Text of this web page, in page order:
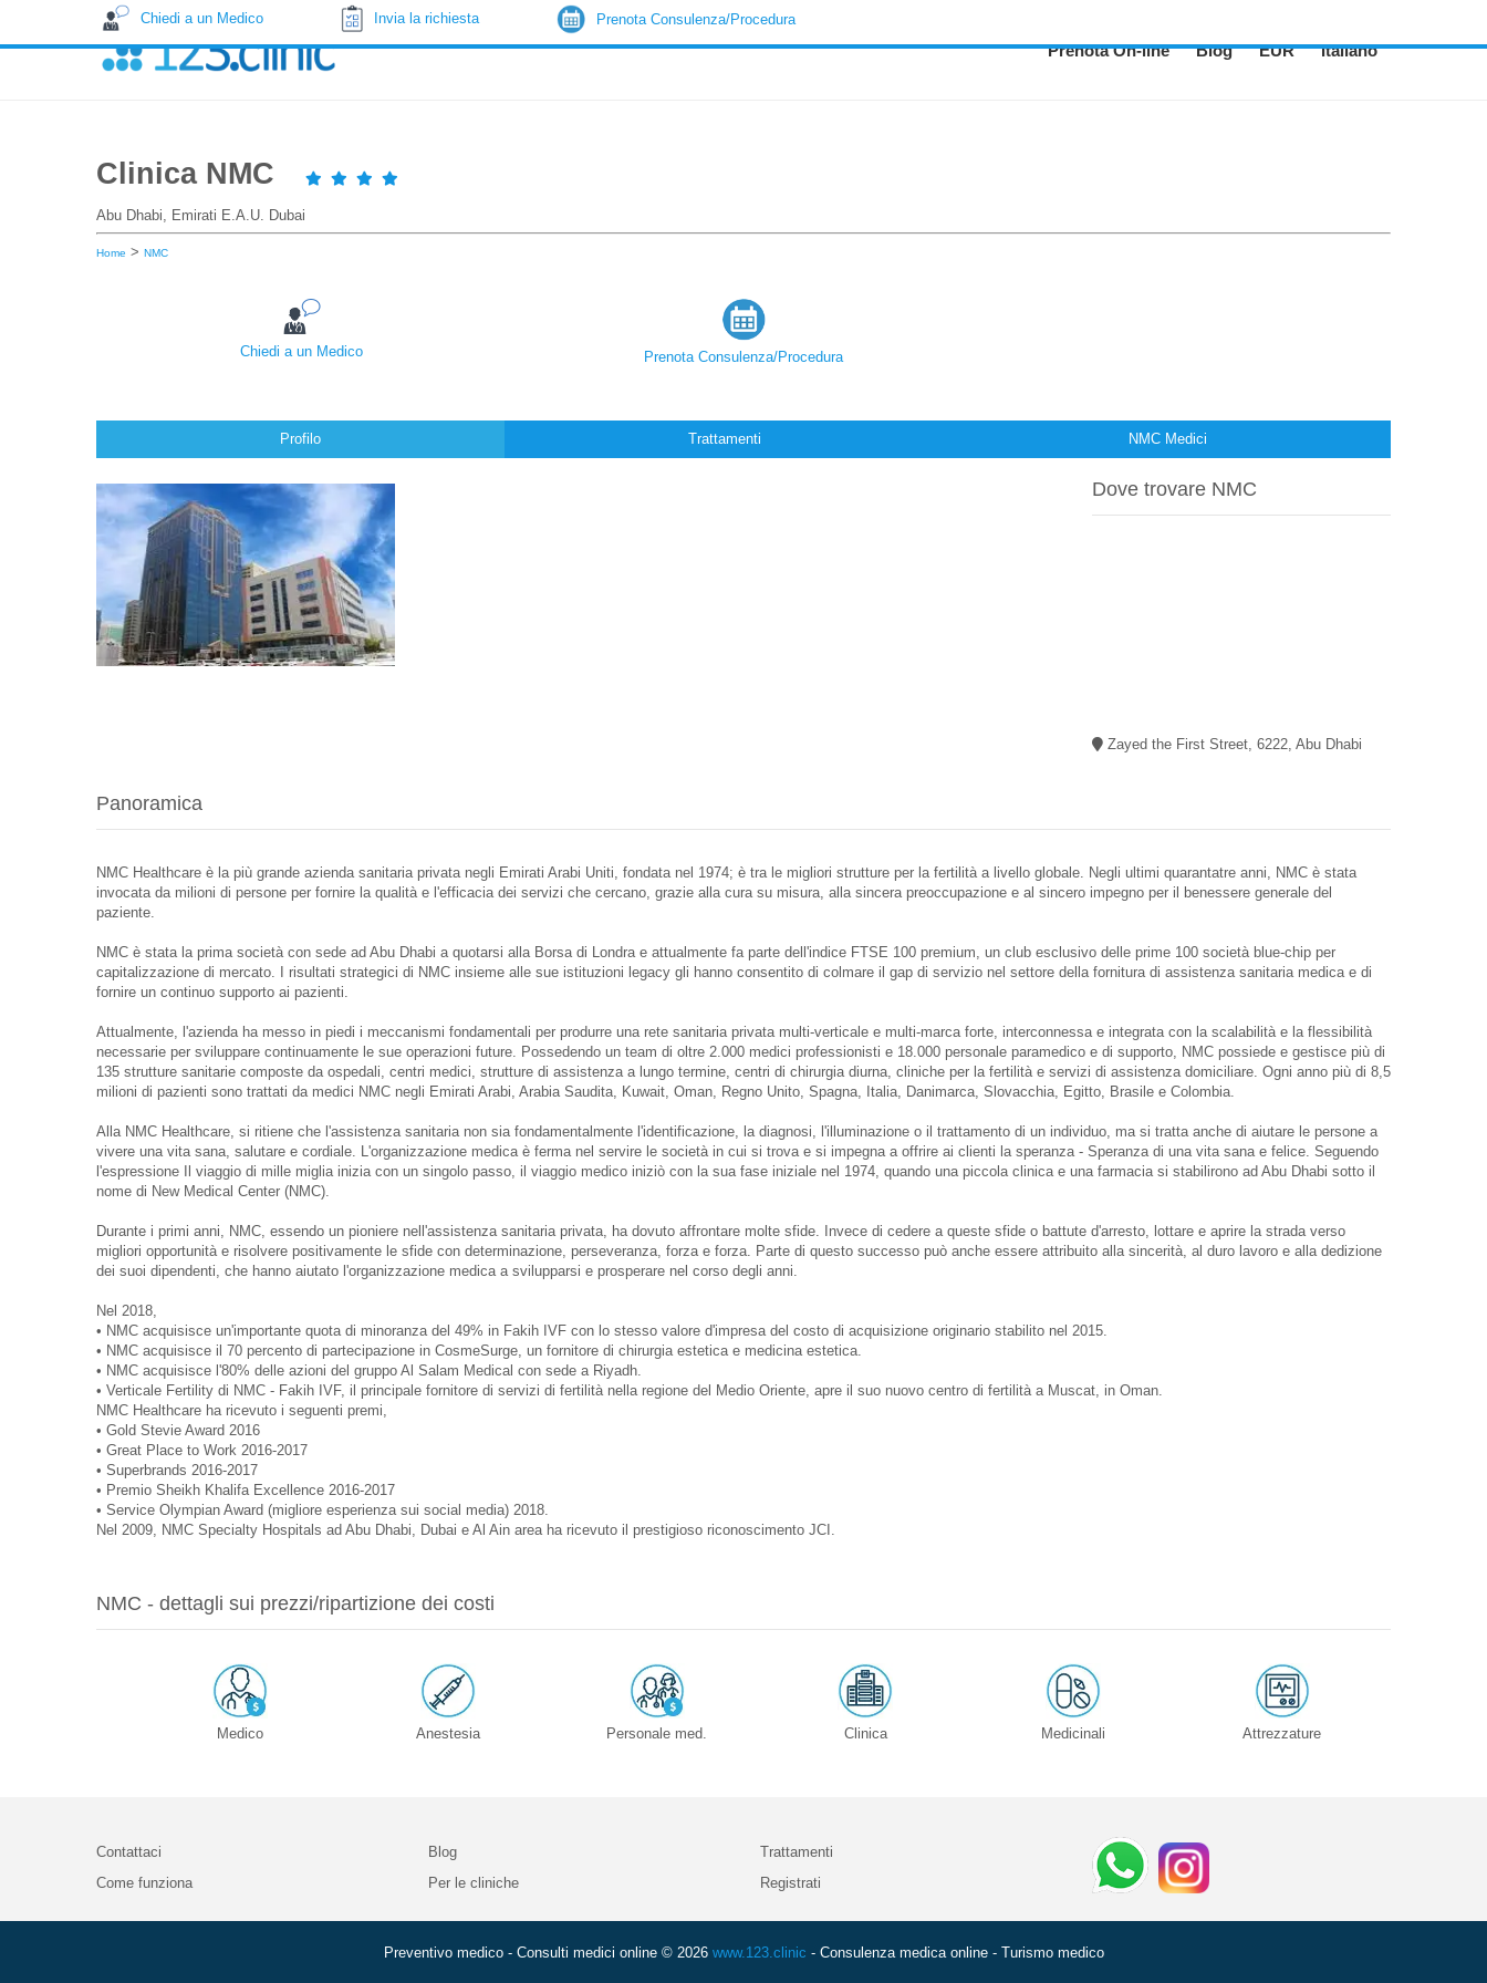
Prenota On-line Blog EUR Italiano
Clinica NMC
Abu Dhabi, Emirati E.A.U. Dubai
Home > NMC
Chiedi a un Medico Prenota Consulenza/Procedura
Profilo
Dove trovare NMC
Zayed the First Street, 6222, Abu Dhabi
Panoramica
NMC Healthcare è la più grande azienda sanitaria privata negli Emirati Arabi Uniti, fondata nel 1974; è tra le migliori strutture per la fertilità a livello globale. Negli ultimi quarantatre anni, NMC è stata
invocata da milioni di persone per fornire la qualità e l'efficacia dei servizi che cercano, grazie alla cura su misura, alla sincera preoccupazione e al sincero impegno per il benessere generale del
paziente.
NMC è stata la prima società con sede ad Abu Dhabi a quotarsi alla Borsa di Londra e attualmente fa parte dell'indice FTSE 100 premium, un club esclusivo delle prime 100 società blue-chip per
capitalizzazione di mercato. I risultati strategici di NMC insieme alle sue istituzioni legacy gli hanno consentito di colmare il gap di servizio nel settore della fornitura di assistenza sanitaria medica e di
fornire un continuo supporto ai pazienti.
Attualmente, l'azienda ha messo in piedi i meccanismi fondamentali per produrre una rete sanitaria privata multi-verticale e multi-marca forte, interconnessa e integrata con la scalabilità e la flessibilità
necessarie per sviluppare continuamente le sue operazioni future. Possedendo un team di oltre 2.000 medici professionisti e 18.000 personale paramedico e di supporto, NMC possiede e gestisce più di
135 strutture sanitarie composte da ospedali, centri medici, strutture di assistenza a lungo termine, centri di chirurgia diurna, cliniche per la fertilità e servizi di assistenza domiciliare. Ogni anno più di 8,5
milioni di pazienti sono trattati da medici NMC negli Emirati Arabi, Arabia Saudita, Kuwait, Oman, Regno Unito, Spagna, Italia, Danimarca, Slovacchia, Egitto, Brasile e Colombia.
Alla NMC Healthcare, si ritiene che l'assistenza sanitaria non sia fondamentalmente l'identificazione, la diagnosi, l'illuminazione o il trattamento di un individuo, ma si tratta anche di aiutare le persone a
vivere una vita sana, salutare e cordiale. L'organizzazione medica è ferma nel servire le società in cui si trova e si impegna a offrire ai clienti la speranza - Speranza di una vita sana e felice. Seguendo
l'espressione Il viaggio di mille miglia inizia con un singolo passo, il viaggio medico iniziò con la sua fase iniziale nel 1974, quando una piccola clinica e una farmacia si stabilirono ad Abu Dhabi sotto il
nome di New Medical Center (NMC).
Durante i primi anni, NMC, essendo un pioniere nell'assistenza sanitaria privata, ha dovuto affrontare molte sfide. Invece di cedere a queste sfide o battute d'arresto, lottare e aprire la strada verso
migliori opportunità e risolvere positivamente le sfide con determinazione, perseveranza, forza e forza. Parte di questo successo può anche essere attribuito alla sincerità, al duro lavoro e alla dedizione
dei suoi dipendenti, che hanno aiutato l'organizzazione medica a svilupparsi e prosperare nel corso degli anni.
Nel 2018,
• NMC acquisisce un'importante quota di minoranza del 49% in Fakih IVF con lo stesso valore d'impresa del costo di acquisizione originario stabilito nel 2015.
• NMC acquisisce il 70 percento di partecipazione in CosmeSurge, un fornitore di chirurgia estetica e medicina estetica.
• NMC acquisisce l'80% delle azioni del gruppo Al Salam Medical con sede a Riyadh.
• Verticale Fertility di NMC - Fakih IVF, il principale fornitore di servizi di fertilità nella regione del Medio Oriente, apre il suo nuovo centro di fertilità a Muscat, in Oman.
NMC Healthcare ha ricevuto i seguenti premi,
• Gold Stevie Award 2016
• Great Place to Work 2016-2017
• Superbrands 2016-2017
• Premio Sheikh Khalifa Excellence 2016-2017
• Service Olympian Award (migliore esperienza sui social media) 2018.
Nel 2009, NMC Specialty Hospitals ad Abu Dhabi, Dubai e Al Ain area ha ricevuto il prestigioso riconoscimento JCI.
NMC - dettagli sui prezzi/ripartizione dei costi
Medico Anestesia Personale med. Clinica Medicinali Attrezzature
Trattamenti NMC Medici
Contattaci
Come funziona
Blog
Per le cliniche
Trattamenti
Registrati
Preventivo medico - Consulti medici online © 2026 www.123.clinic - Consulenza medica online - Turismo medico
Chiedi a un Medico Invia la richiesta Prenota Consulenza/Procedura